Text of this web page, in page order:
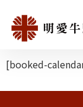
[booked-